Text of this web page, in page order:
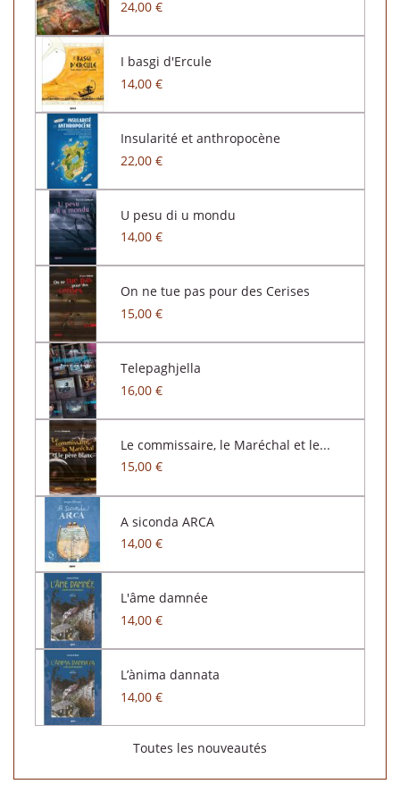
24,00 €
I basgi d'Ercule
14,00 €
Insularité et anthropocène
22,00 €
U pesu di u mondu
14,00 €
On ne tue pas pour des Cerises
15,00 €
Telepaghjella
16,00 €
Le commissaire, le Maréchal et le...
15,00 €
A siconda ARCA
14,00 €
L'âme damnée
14,00 €
L’ànima dannata
14,00 €
Toutes les nouveautés